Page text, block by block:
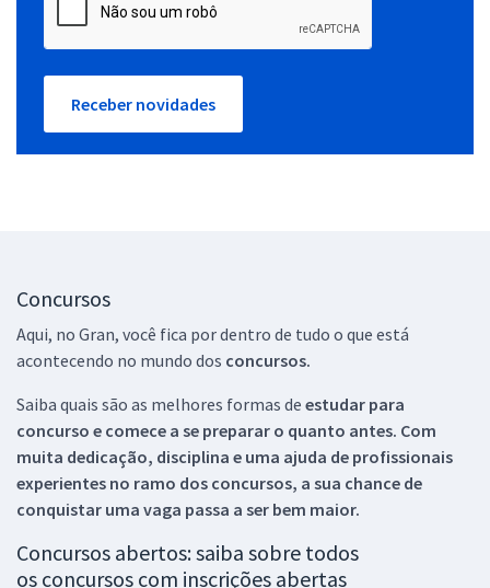
Receber novidades
Concursos
Aqui, no Gran, você fica por dentro de tudo o que está
acontecendo no mundo dos concursos.
Saiba quais são as melhores formas de estudar para
concurso e comece a se preparar o quanto antes. Com
muita dedicação, disciplina e uma ajuda de profissionais
experientes no ramo dos concursos, a sua chance de
conquistar uma vaga passa a ser bem maior.
Concursos abertos: saiba sobre todos
os concursos com inscrições abertas